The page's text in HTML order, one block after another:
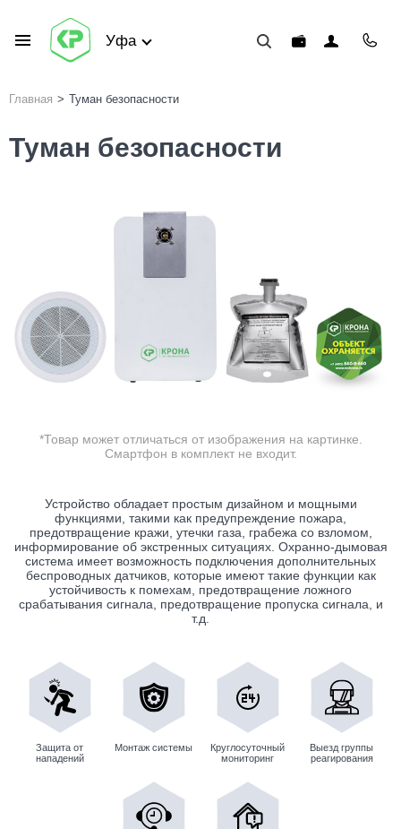
Уфа
Главная > Туман безопасности
Туман безопасности
*Товар может отличаться от изображения на картинке.
Смартфон в комплект не входит.
Устройство обладает простым дизайном и мощными
функциями, такими как предупреждение пожара,
предотвращение кражи, утечки газа, грабежа со взломом,
информирование об экстренных ситуациях. Охранно-дымовая
система имеет возможность подключения дополнительных
беспроводных датчиков, которые имеют такие функции как
устойчивость к помехам, предотвращение ложного
срабатывания сигнала, предотвращение пропуска сигнала, и
т.д.
Защита от
нападений
Монтаж системы
Круглосуточный
мониторинг
Выезд группы
реагирования